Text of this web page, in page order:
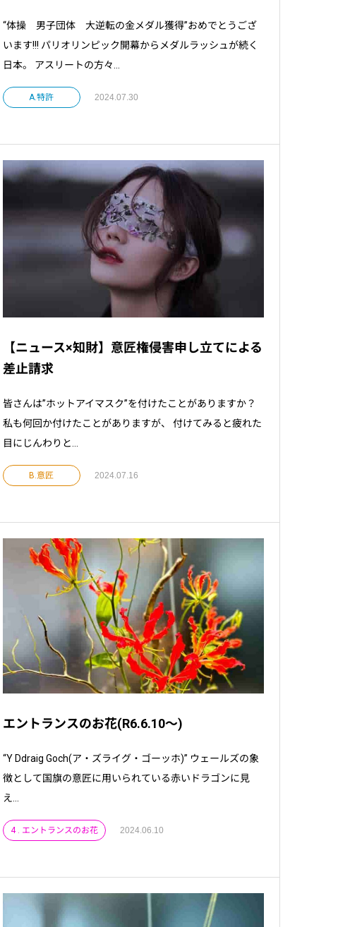
“体操 男子団体 大逆転の金メダル獲得”おめでとうござ
います!!! パリオリンピック開幕からメダルラッシュが続く
日本。 アスリートの方々...
A.特許 2024.07.30
【ニュース×知財】意匠権侵害申し立てによる
差止請求
皆さんは”ホットアイマスク”を付けたことがありますか？
私も何回か付けたことがありますが、 付けてみると疲れた
目にじんわりと...
B.意匠 2024.07.16
エントランスのお花(R6.6.10～)
“Y Ddraig Goch(ア・ズライグ・ゴーッホ)” ウェールズの象
徴として国旗の意匠に用いられている赤いドラゴンに見
え...
4 . エントランスのお花 2024.06.10